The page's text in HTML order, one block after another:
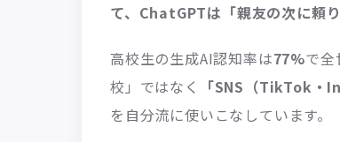
て、ChatGPTは「親友の次に頼り
高校生の生成AI認知率は77%で
校」ではなく
「SNS（TikTok
を自分流に使いこなしています。